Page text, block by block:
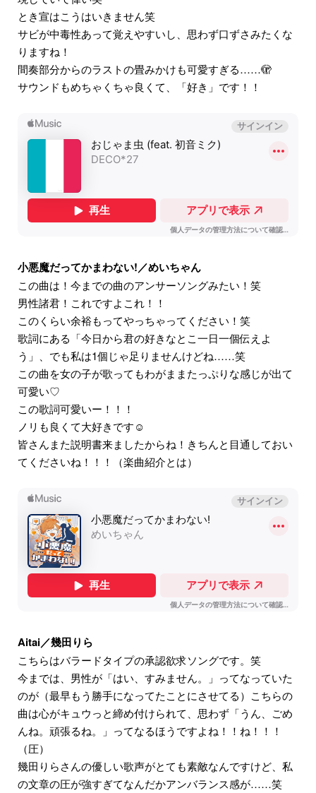
とき宣はこうはいきません笑
サビが中毒性あって覚えやすいし、思わず口ずさみたくな
りますね！
間奏部分からのラストの畳みかけも可愛すぎる……🫣
サウンドもめちゃくちゃ良くて、「好き」です！！
小悪魔だってかまわない!／めいちゃん
この曲は！今までの曲のアンサーソングみたい！笑
男性諸君！これですよこれ！！
このくらい余裕もってやっちゃってください！笑
歌詞にある「今日から君の好きなとこ一日一個伝えよ
う」、でも私は1個じゃ足りませんけどね……笑
この曲を女の子が歌ってもわがままたっぷりな感じが出て
可愛い♡
この歌詞可愛いー！！！
ノリも良くて大好きです☺️
皆さんまた説明書来ましたからね！きちんと目通しておい
てくださいね！！！（楽曲紹介とは）
Aitai／幾田りら
こちらはバラードタイプの承認欲求ソングです。笑
今までは、男性が「はい、すみません。」ってなっていた
のが（最早もう勝手になってたことにさせてる）こちらの
曲は心がキュウっと締め付けられて、思わず「うん、ごめ
んね。頑張るね。」ってなるほうですよね！！ね！！！
（圧）
幾田りらさんの優しい歌声がとても素敵なんですけど、私
の文章の圧が強すぎてなんだかアンバランス感が……笑